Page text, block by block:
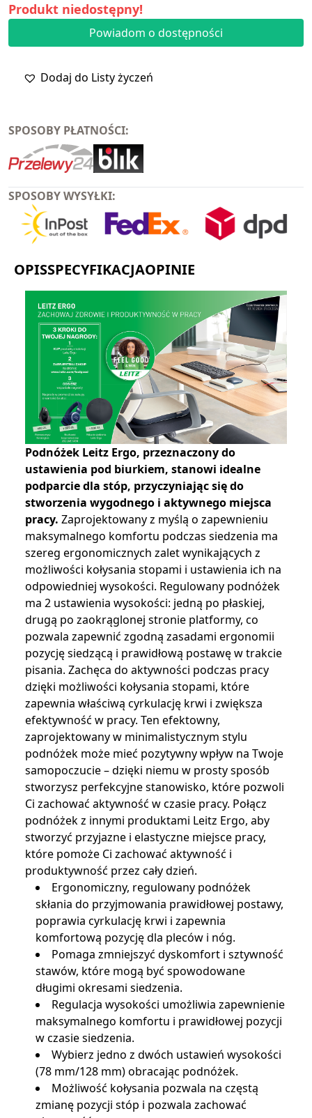
Produkt niedostępny!
Powiadom o dostępności
Dodaj do Listy życzeń
SPOSOBY PŁATNOŚCI:
SPOSOBY WYSYŁKI:
OPISSPECYFIKACJAOPINIE
Podnóżek Leitz Ergo, przeznaczony do
ustawienia pod biurkiem, stanowi idealne
podparcie dla stóp, przyczyniając się do
stworzenia wygodnego i aktywnego miejsca
pracy. Zaprojektowany z myślą o zapewnieniu
maksymalnego komfortu podczas siedzenia ma
szereg ergonomicznych zalet wynikających z
możliwości kołysania stopami i ustawienia ich na
odpowiedniej wysokości. Regulowany podnóżek
ma 2 ustawienia wysokości: jedną po płaskiej,
drugą po zaokrąglonej stronie platformy, co
pozwala zapewnić zgodną zasadami ergonomii
pozycję siedzącą i prawidłową postawę w trakcie
pisania. Zachęca do aktywności podczas pracy
dzięki możliwości kołysania stopami, które
zapewnia właściwą cyrkulację krwi i zwiększa
efektywność w pracy. Ten efektowny,
zaprojektowany w minimalistycznym stylu
podnóżek może mieć pozytywny wpływ na Twoje
samopoczucie – dzięki niemu w prosty sposób
stworzysz perfekcyjne stanowisko, które pozwoli
Ci zachować aktywność w czasie pracy. Połącz
podnóżek z innymi produktami Leitz Ergo, aby
stworzyć przyjazne i elastyczne miejsce pracy,
które pomoże Ci zachować aktywność i
produktywność przez cały dzień.
Ergonomiczny, regulowany podnóżek
skłania do przyjmowania prawidłowej postawy,
poprawia cyrkulację krwi i zapewnia
komfortową pozycję dla pleców i nóg.
Pomaga zmniejszyć dyskomfort i sztywność
stawów, które mogą być spowodowane
długimi okresami siedzenia.
Regulacja wysokości umożliwia zapewnienie
maksymalnego komfortu i prawidłowej pozycji
w czasie siedzenia.
Wybierz jedno z dwóch ustawień wysokości
(78 mm/128 mm) obracając podnóżek.
Możliwość kołysania pozwala na częstą
zmianę pozycji stóp i pozwala zachować